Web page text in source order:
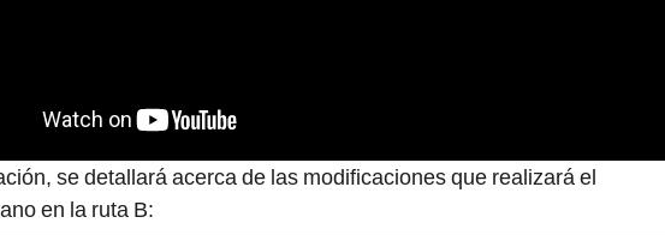
se detallará acerca de las modificaciones que realizará el
en la ruta B: